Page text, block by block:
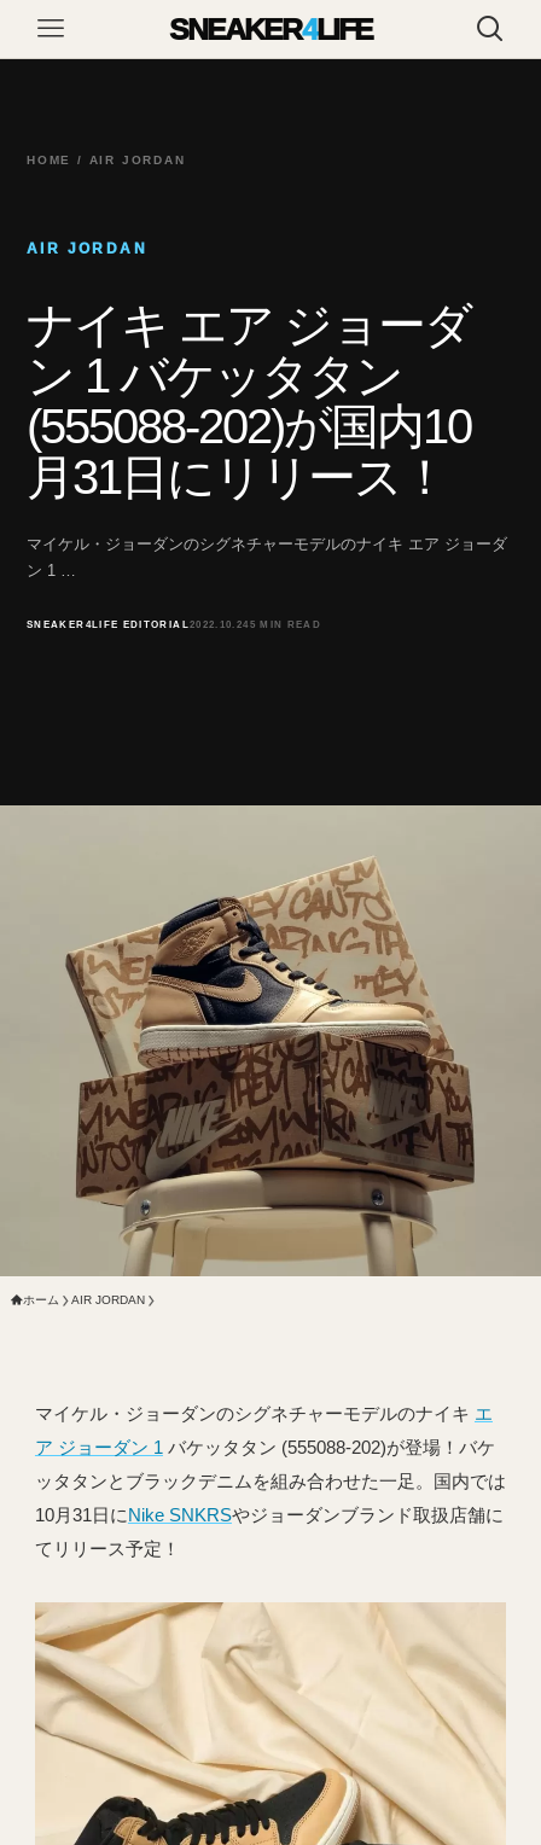
SNEAKER4LIFE
HOME / AIR JORDAN
AIR JORDAN
ナイキ エア ジョーダ
ン 1 バケッタタン
(555088-202)が国内10
月31日にリリース！
マイケル・ジョーダンのシグネチャーモデルのナイキ エア ジョーダ
ン 1 …
SNEAKER4LIFE EDITORIAL2022.10.245 MIN READ
ホーム AIR JORDAN
マイケル・ジョーダンのシグネチャーモデルのナイキ エ
ア ジョーダン 1 バケッタタン (555088-202)が登場！バケ
ッタタンとブラックデニムを組み合わせた一足。国内では
10月31日にNike SNKRSやジョーダンブランド取扱店舗に
てリリース予定！